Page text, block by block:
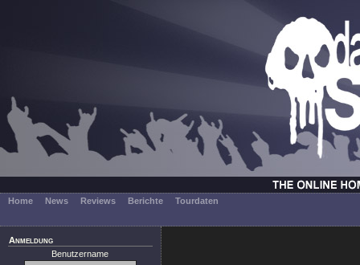
Home News Reviews Berichte Tourdaten
Anmeldung
Benutzername